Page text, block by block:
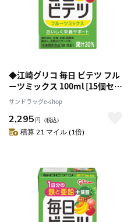
◆江崎グリコ 毎日 ビテツ フル
ーツミックス 100ml [15個セッ
ト]
サンドラッグe-shop
2,295 円 （税込）
積算 21 マイル (1倍)